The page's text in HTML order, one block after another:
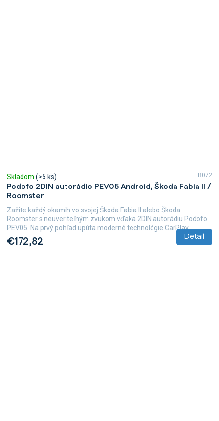
Podofo 2DIN autorádio PEV05 Android, Škoda Fabia II /
Roomster
Skladom (>5 ks)
€172,82 Detail
Zažite každý okamih vo svojej Škoda Fabia II alebo Škoda
Roomster s neuveriteľným zvukom vďaka 2DIN autorádiu Podofo
PEV05. Na prvý pohľad upúta moderné technológie CarPlay...
B072